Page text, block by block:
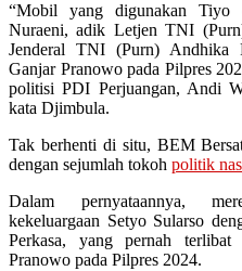
“Mobil yang digunakan Tiyo
Nuraeni, adik Letjen TNI
Jenderal TNI (Purn) Andhika
Ganjar Pranowo pada Pilpres
politisi PDI Perjuangan, Andi
kata Djimbula.
Tak berhenti di situ, BEM
dengan sejumlah tokoh politik
Dalam pernyataannya,
kekeluargaan Setyo Sularso
Perkasa, yang pernah
Pranowo pada Pilpres 2024.